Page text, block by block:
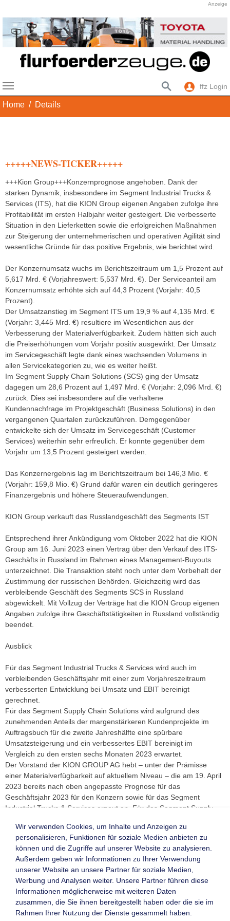
Skip to main content
Anzeige
ffz Login
You are here:
Home Details
+++++NEWS-TICKER+++++
+++Kion Group+++Konzernprognose angehoben. Dank der
starken Dynamik, insbesondere im Segment Industrial Trucks &
Services (ITS), hat die KION Group eigenen Angaben zufolge ihre
Profitabilität im ersten Halbjahr weiter gesteigert. Die verbesserte
Situation in den Lieferketten sowie die erfolgreichen Maßnahmen
zur Steigerung der unternehmerischen und operativen Agilität sind
wesentliche Gründe für das positive Ergebnis, wie berichtet wird.
Der Konzernumsatz wuchs im Berichtszeitraum um 1,5 Prozent auf
5,617 Mrd. € (Vorjahreswert: 5,537 Mrd. €). Der Serviceanteil am
Konzernumsatz erhöhte sich auf 44,3 Prozent (Vorjahr: 40,5
Prozent).
Der Umsatzanstieg im Segment ITS um 19,9 % auf 4,135 Mrd. €
(Vorjahr: 3,445 Mrd. €) resultiere im Wesentlichen aus der
Verbesserung der Materialverfügbarkeit. Zudem hätten sich auch
die Preiserhöhungen vom Vorjahr positiv ausgewirkt. Der Umsatz
im Servicegeschäft legte dank eines wachsenden Volumens in
allen Servicekategorien zu, wie es weiter heißt.
Im Segment Supply Chain Solutions (SCS) ging der Umsatz
dagegen um 28,6 Prozent auf 1,497 Mrd. € (Vorjahr: 2,096 Mrd. €)
zurück. Dies sei insbesondere auf die verhaltene
Kundennachfrage im Projektgeschäft (Business Solutions) in den
vergangenen Quartalen zurückzuführen. Demgegenüber
entwickelte sich der Umsatz im Servicegeschäft (Customer
Services) weiterhin sehr erfreulich. Er konnte gegenüber dem
Vorjahr um 13,5 Prozent gesteigert werden.
Das Konzernergebnis lag im Berichtszeitraum bei 146,3 Mio. €
(Vorjahr: 159,8 Mio. €) Grund dafür waren ein deutlich geringeres
Finanzergebnis und höhere Steueraufwendungen.
KION Group verkauft das Russlandgeschäft des Segments IST
Entsprechend ihrer Ankündigung vom Oktober 2022 hat die KION
Group am 16. Juni 2023 einen Vertrag über den Verkauf des ITS-
Geschäfts in Russland im Rahmen eines Management-Buyouts
unterzeichnet. Die Transaktion steht noch unter dem Vorbehalt der
Zustimmung der russischen Behörden. Gleichzeitig wird das
verbleibende Geschäft des Segments SCS in Russland
abgewickelt. Mit Vollzug der Verträge hat die KION Group eigenen
Angaben zufolge ihre Geschäftstätigkeiten in Russland vollständig
beendet.
Ausblick
Für das Segment Industrial Trucks & Services wird auch im
verbleibenden Geschäftsjahr mit einer zum Vorjahreszeitraum
verbesserten Entwicklung bei Umsatz und EBIT bereinigt
gerechnet.
Für das Segment Supply Chain Solutions wird aufgrund des
zunehmenden Anteils der margenstärkeren Kundenprojekte im
Auftragsbuch für die zweite Jahreshälfte eine spürbare
Umsatzsteigerung und ein verbessertes EBIT bereinigt im
Vergleich zu den ersten sechs Monaten 2023 erwartet.
Der Vorstand der KION GROUP AG hebt – unter der Prämisse
einer Materialverfügbarkeit auf aktuellem Niveau – die am 19. April
2023 bereits nach oben angepasste Prognose für das
Geschäftsjahr 2023 für den Konzern sowie für das Segment
Industrial Trucks & Services erneut an. Für das Segment Supply
08/2023
Kontaktformular
Newsletter
Archiv
Mitglieder-Login
Neu registrieren
Leistungsverzeichnis
Wir verwenden Cookies, um Inhalte und Anzeigen zu
personalisieren, Funktionen für soziale Medien anbieten zu
können und die Zugriffe auf unserer Website zu analysieren.
Außerdem geben wir Informationen zu Ihrer Verwendung
unserer Website an unsere Partner für soziale Medien,
Werbung und Analysen weiter. Unsere Partner führen diese
Informationen möglicherweise mit weiteren Daten
zusammen, die Sie ihnen bereitgestellt haben oder die sie im
Rahmen Ihrer Nutzung der Dienste gesammelt haben.